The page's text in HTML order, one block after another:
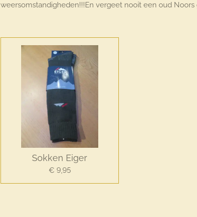
weersomstandigheden!!!En vergeet nooit een oud
Sokken Eiger
€ 9,95